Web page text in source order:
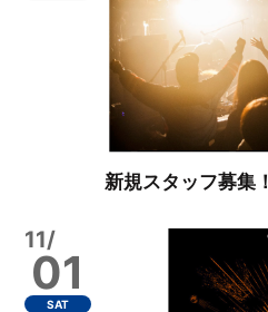
新規スタッフ募集！
11/
01
SAT